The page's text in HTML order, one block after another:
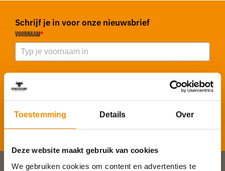
Toestemming Details Over
Deze website maakt gebruik van cookies
We gebruiken cookies om content en advertenties te
Schrijf je in voor onze nieuwsbrief
Voornaam*